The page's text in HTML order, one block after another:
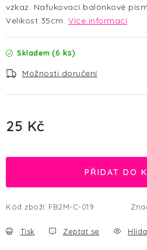
vzkaz. Nafukovací balónkové
Velikost 35cm. Více informací
Skladem (6 ks)
Možnosti doručení
25 Kč
PŘIDAT DO
Kód zboží: FB2M-C-019
Tisk Zeptat se